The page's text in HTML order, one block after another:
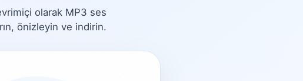
olarak MP3 ses
önizleyin ve indirin.